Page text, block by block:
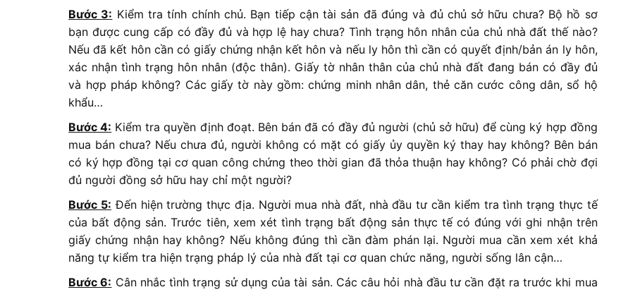
Bước 3: Kiểm tra tính chính chủ. Bạn tiếp cận tài sản đã đúng và đủ chủ sở hữu chưa? Bộ hồ sơ
bạn được cung cấp có đầy đủ và hợp lệ hay chưa? Tình trạng hôn nhân của chủ nhà đất thế nào?
Nếu đã kết hôn cần có giấy chứng nhận kết hôn và nếu ly hôn thì cần có quyết định/bản án ly hôn,
xác nhận tình trạng hôn nhân (độc thân). Giấy tờ nhân thân của chủ nhà đất đang bán có đầy đủ
và hợp pháp không? Các giấy tờ này gồm: chứng minh nhân dân, thẻ căn cước công dân, sổ hộ
khẩu…
Bước 4: Kiểm tra quyền định đoạt. Bên bán đã có đầy đủ người (chủ sở hữu) để cùng ký hợp đồng
mua bán chưa? Nếu chưa đủ, người không có mặt có giấy ủy quyền ký thay hay không? Bên bán
có ký hợp đồng tại cơ quan công chứng theo thời gian đã thỏa thuận hay không? Có phải chờ đợi
đủ người đồng sở hữu hay chỉ một người?
Bước 5: Đến hiện trường thực địa. Người mua nhà đất, nhà đầu tư cần kiểm tra tình trạng thực tế
của bất động sản. Trước tiên, xem xét tình trạng bất động sản thực tế có đúng với ghi nhận trên
giấy chứng nhận hay không? Nếu không đúng thì cần đàm phán lại. Người mua cần xem xét khả
năng tự kiểm tra hiện trạng pháp lý của nhà đất tại cơ quan chức năng, người sống lân cận…
Bước 6: Cân nhắc tình trạng sử dụng của tài sản. Các câu hỏi nhà đầu tư cần đặt ra trước khi mua